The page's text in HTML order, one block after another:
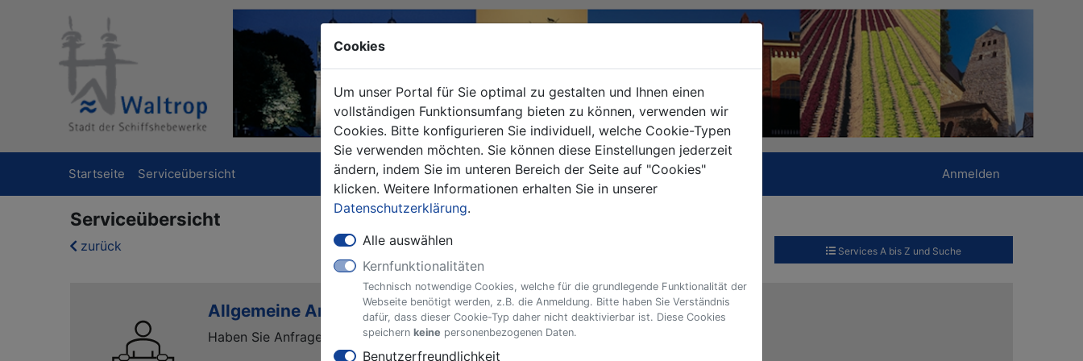
Cookies
Um unser Portal für Sie optimal zu gestalten und Ihnen einen
vollständigen Funktionsumfang bieten zu können, verwenden wir
Cookies. Bitte konfigurieren Sie individuell, welche Cookie-Typen
Sie verwenden möchten. Sie können diese Einstellungen jederzeit
ändern, indem Sie im unteren Bereich der Seite auf "Cookies"
klicken. Weitere Informationen erhalten Sie in unserer
Datenschutzerklärung.
Alle auswählen
Kernfunktionalitäten
Technisch notwendige Cookies, welche für die grundlegende Funktionalität der
Webseite benötigt werden, z.B. die Anmeldung. Bitte haben Sie Verständnis
dafür, dass dieser Cookie-Typ daher nicht deaktivierbar ist. Diese Cookies
speichern keine personenbezogenen Daten.
Benutzerfreundlichkeit
Startseite Serviceübersicht Anmelden
Serviceübersicht
zurück Services A bis Z und Suche
Allgemeine Anfragen
Haben Sie Anfragen oder Anregungen?